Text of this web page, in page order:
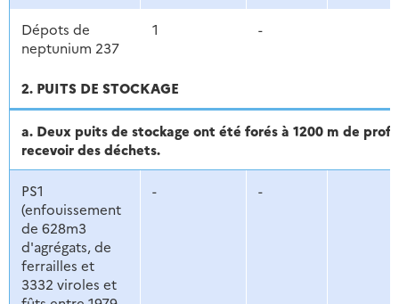
Dépots de
neptunium 237
1 -
2. PUITS DE STOCKAGE
a. Deux puits de stockage ont été forés à 1200 m de
recevoir des déchets.
PS1
(enfouissement
de 628m3
d'agrégats, de
ferrailles et
3332 viroles et
- -